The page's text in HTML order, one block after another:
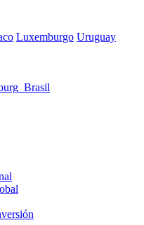
Luxemburgo Uruguay
Brasil